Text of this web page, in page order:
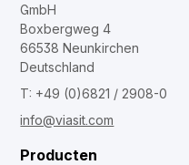
GmbH
Boxbergweg 4
66538 Neunkirchen
Deutschland
T: +49 (0)6821 / 2908-0
info@viasit.com
Producten